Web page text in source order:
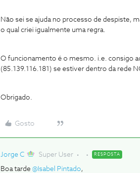
Não sei se ajuda no processo de despiste,
o qual criei igualmente uma regra.
O funcionamento é o mesmo. i.e. consigo
(85.139.116.181) se estiver dentro da rede
Obrigado.
Gosto
Jorge C Super User RESPOSTA
Boa tarde ​ @Isabel Pintado,